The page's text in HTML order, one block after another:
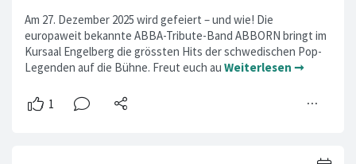
Am 27. Dezember 2025 wird gefeiert – und wie! Die
europaweit bekannte ABBA-Tribute-Band ABBORN bringt im
Kursaal Engelberg die grössten Hits der schwedischen Pop-
Legenden auf die Bühne. Freut euch au Weiterlesen ➞